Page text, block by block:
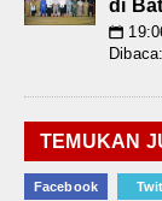
di
📅
TEMUKAN
Facebook